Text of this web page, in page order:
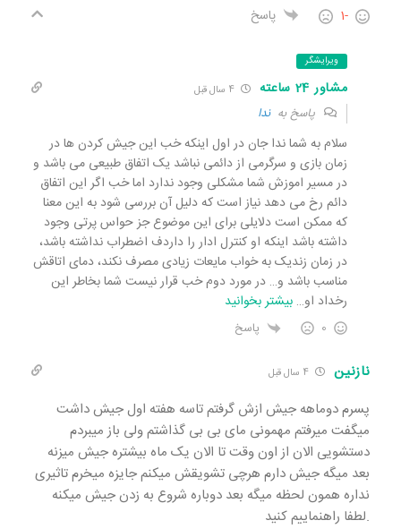
-1 پاسخ
ویرایشگر
مشاور 24 ساعته 4 سال قبل
پاسخ بهندا
سلام به شما ندا جان در اول اینکه خب این جیش کردن ها در
زمان بازی و سرگرمی از دائمی نباشد یک اتفاق طبیعی می باشد و
در مسیر اموزش شما مشکلی وجود ندارد اما خب اگر این اتفاق
دائم رخ می دهد نیاز است که دلیل آن بررسی شود به این معنا
که ممکن است دلایلی برای این موضوع جز حواس پرتی وجود
داشته باشد اینکه او کنترل ادار را داردف اضطراب نداشته باشد،
در زمان زندیک به خواب مایعات زیادی مصرف نکند، دمای اتاقش
مناسب باشد و… در مورد دوم خب قرار نیست شما بخاطر این
رخداد او… بیشتر بخوانید
0 پاسخ
نازنین
پسرم دوماهه جیش ازش گرفتم تاسه هفته اول جیش داشت
میگفت میرفتم مهمونی مای بی بی گذاشتم ولی باز میبردم
دستشویی الان از اون وقت تا الان یک ماه بیشتره جیش میزنه
بعد میگه جیش دارم هرچی تشویقش میکنم جایزه میخرم تاثیری
نداره همون لحظه میگه بعد دوباره شروع به زدن جیش میکنه
.لطفا راهنماییم کنید